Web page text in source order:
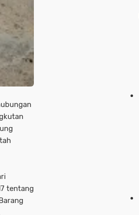
tentang